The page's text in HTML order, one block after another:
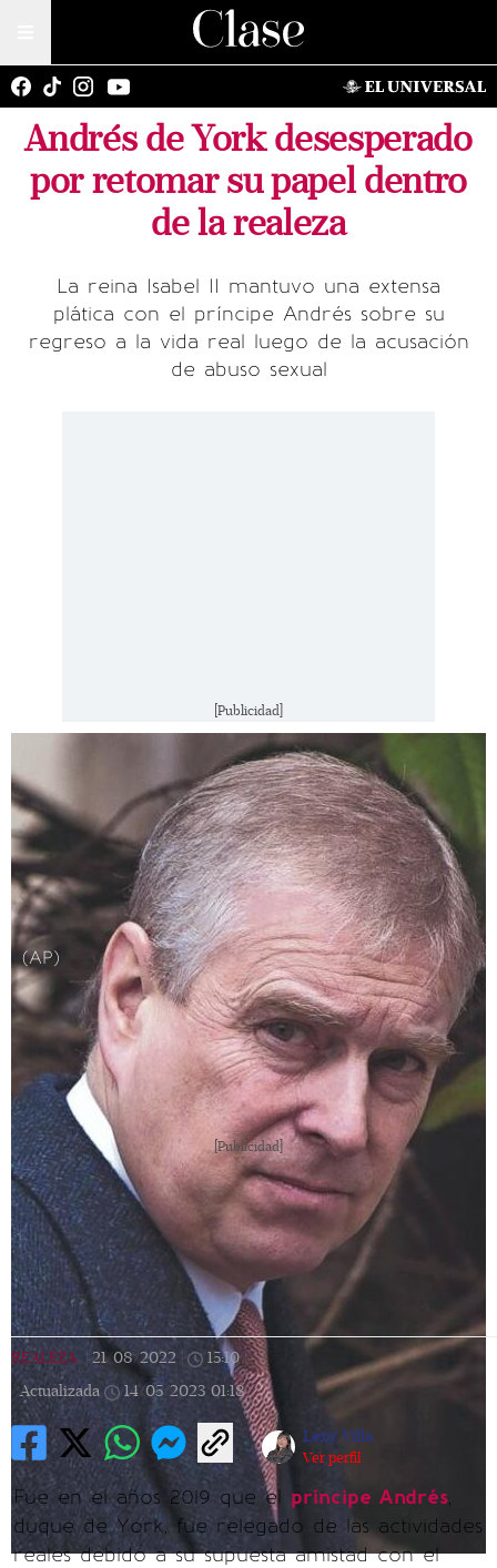
Andrés de York desesperado
por retomar su papel dentro
de la realeza
La reina Isabel II mantuvo una extensa
plática con el príncipe Andrés sobre su
regreso a la vida real luego de la acusación
de abuso sexual
[Publicidad]
(AP)
[Publicidad]
REALEZA 21/08/2022 15:10
Actualizada
14/05/2023 01:18
Lexy Villa
Ver perfil
Fue en el años 2019 que el príncipe Andrés,
duque de York, fue relegado de las actividades
reales debido a su supuesta amistad con el